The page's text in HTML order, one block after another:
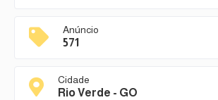
Anúncio
571
Cidade
Rio Verde - GO